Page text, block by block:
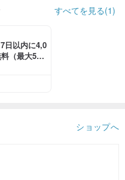
すべてを見る(1)
日以内に4,0
（最大500
ショップへ